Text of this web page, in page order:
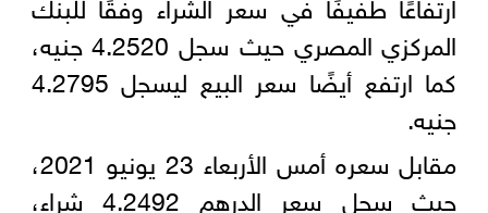
المركزي المصري حيث سجل ‏‏4.2520 جنيه،
كما ارتفع أيضًا سعر البيع ليسجل 4.2795
جنيه.‎
مقابل سعره أمس الأربعاء 23 يونيو 2021،
حيث سجل سعر الدرهم 4.2492 شراء،